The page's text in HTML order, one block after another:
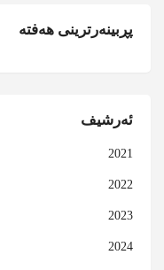
پڕبینەرترینی هەفتە
ئەرشیف
2021
2022
2023
2024